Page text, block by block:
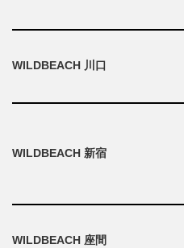
WILDBEACH 川口
WILDBEACH 新宿
WILDBEACH 座間